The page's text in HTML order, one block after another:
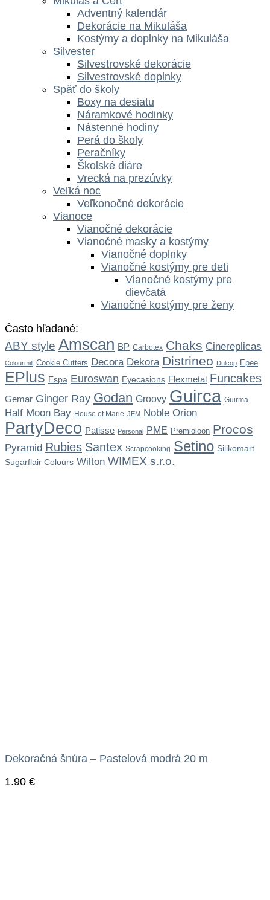
Adventný kalendár
Dekorácie na Mikuláša
Kostýmy a doplnky na Mikuláša
Silvester
Silvestrovské dekorácie
Silvestrovské doplnky
Späť do školy
Boxy na desiatu
Náramkové hodinky
Nástenné hodiny
Perá do školy
Peračníky
Školské diáre
Vrecká na prezúvky
Veľká noc
Veľkonočné dekorácie
Vianoce
Vianočné dekorácie
Vianočné masky a kostýmy
Vianočné doplnky
Vianočné kostýmy pre deti
Vianočné kostýmy pre
dievčatá
Vianočné kostýmy pre ženy
Často hľadané:
ABY style Amscan BP Carbotex Chaks Cinereplicas
Colourmill Cookie Cutters Decora Dekora Distrineo Dulcop Epee
EPlus Espa Euroswan Eyecasions Flexmetal Funcakes
Gemar Ginger Ray Godan Groovy Guirca Guirma
Half Moon Bay House of Marie JEM Noble Orion
PartyDeco Patisse Personal PME Premioloon Procos
Pyramid Rubies Santex Scrapcooking Setino Silikomart
Sugarflair Colours Wilton WIMEX s.r.o.
Dekoračná šnúra – Pastelová modrá 20 m
1.90 €